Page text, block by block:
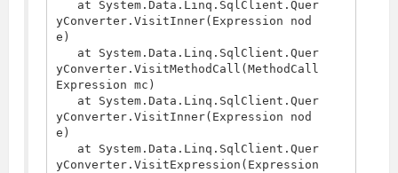
yConverter.VisitInner(Expression nod
e)
yConverter.VisitMethodCall(MethodCall
Expression mc)
yConverter.VisitInner(Expression nod
e)
yConverter.VisitExpression(Expression